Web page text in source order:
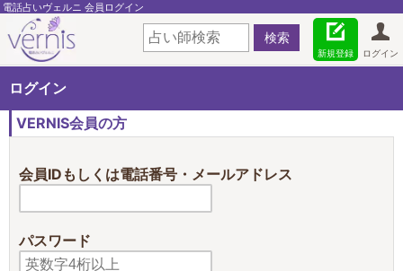
電話占いヴェルニ 会員ログイン
ログイン
新規登録
ログイン
VERNIS会員の方
会員IDもしくは電話番号・メールアドレス
パスワード